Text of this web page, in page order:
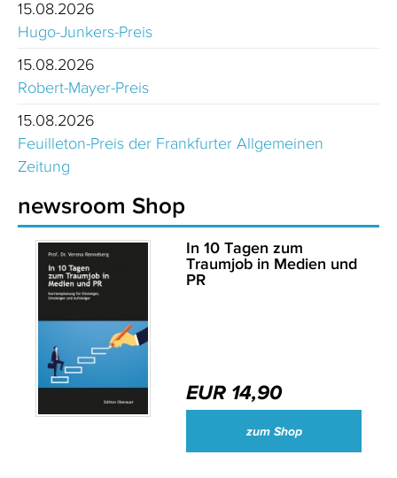
15.08.2026
Hugo-Junkers-Preis
15.08.2026
Robert-Mayer-Preis
15.08.2026
Feuilleton-Preis der Frankfurter Allgemeinen
Zeitung
newsroom Shop
In 10 Tagen zum
Traumjob in Medien und
PR
EUR 14,90
zum Shop